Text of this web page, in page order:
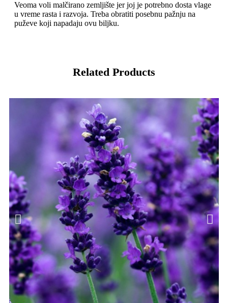
Veoma voli malčirano zemljište jer joj je potrebno dosta vlage
u vreme rasta i razvoja. Treba obratiti posebnu pažnju na
puževe koji napadaju ovu biljku.
Related Products